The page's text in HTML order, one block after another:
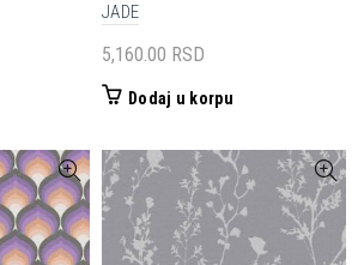
JADE
5,160.00 RSD
Dodaj u korpu